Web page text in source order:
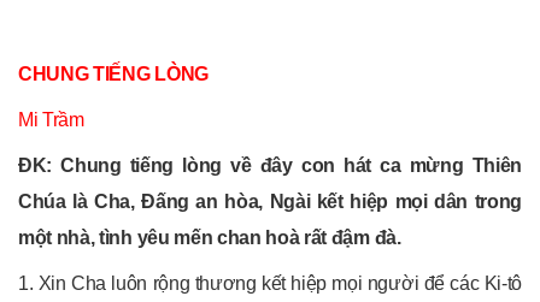
CHUNG TIẾNG LÒNG
Mi Trầm
ĐK: Chung tiếng lòng về đây con hát ca mừng Thiên
Chúa là Cha, Đấng an hòa, Ngài kết hiệp mọi dân trong
một nhà, tình yêu mến chan hoà rất đậm đà.
1. Xin Cha luôn rộng thương kết hiệp mọi người để các Ki-tô